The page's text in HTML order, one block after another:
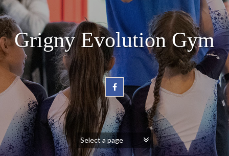
Grigny Evolution Gym